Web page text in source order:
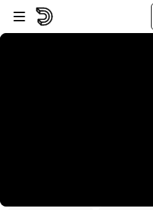
Saltar al reproductor
Saltar al contenido principal